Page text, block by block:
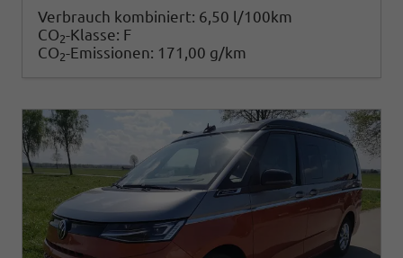
Verbrauch kombiniert: 6,50 l/100km
CO2-Klasse: F
CO2-Emissionen: 171,00 g/km